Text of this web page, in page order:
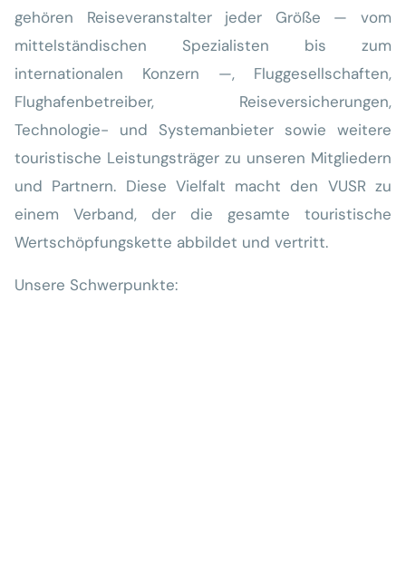
gehören Reiseveranstalter jeder Größe — vom
mittelständischen Spezialisten bis zum
internationalen Konzern —, Fluggesellschaften,
Flughafenbetreiber, Reiseversicherungen,
Technologie- und Systemanbieter sowie weitere
touristische Leistungsträger zu unseren Mitgliedern
und Partnern. Diese Vielfalt macht den VUSR zu
einem Verband, der die gesamte touristische
Wertschöpfungskette abbildet und vertritt.
Unsere Schwerpunkte: